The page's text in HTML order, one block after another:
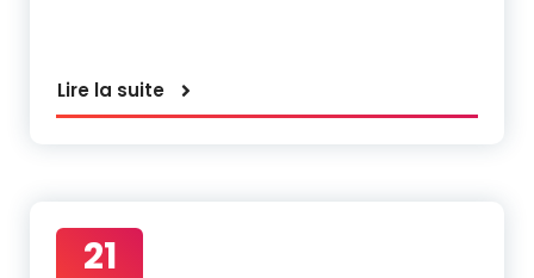
Lire la suite
21